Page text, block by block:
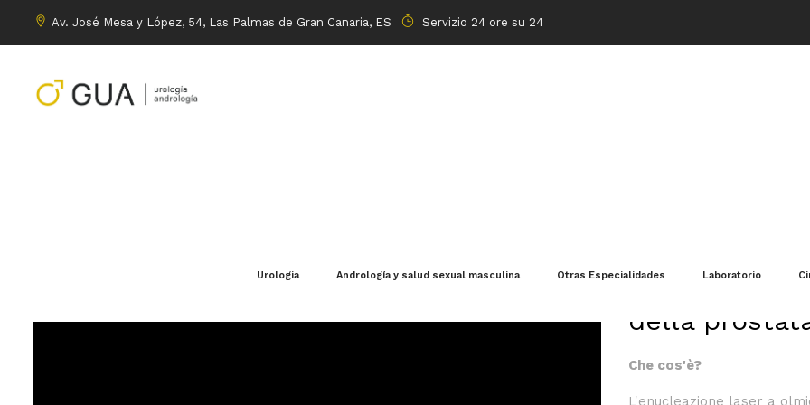
Av. José Mesa y López, 54, Las Palmas de Gran Canaria, ES Servizio 24 ore su 24
Urologia Andrología y salud sexual masculina Otras Especialidades Laboratorio
HoLEP:
della
Che cos'è?
L'enucleazione laser a